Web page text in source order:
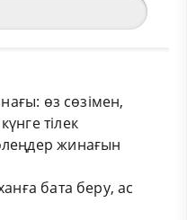
өз сөзімен,
тілек
жинағын
бата беру, ас